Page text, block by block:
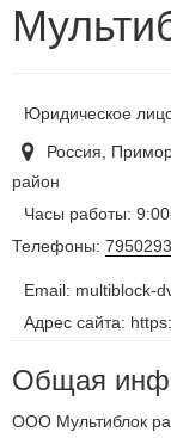
Юридическое
Россия,
район
Часы работы:
Телефоны:
Email: multiblock-
Адрес сайта:
Общая
ООО Мультиблок